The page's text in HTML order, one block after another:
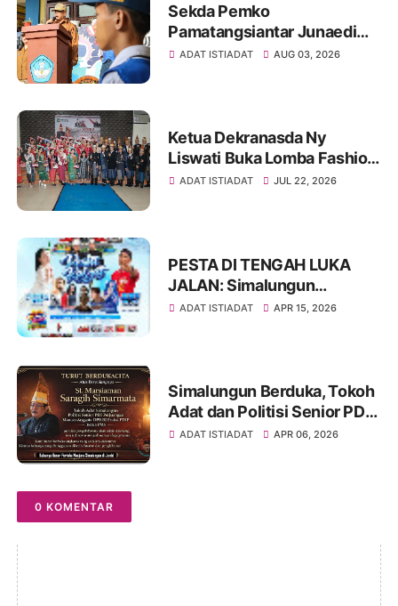
Sekda Pemko
Pamatangsiantar Junaedi
Sitanggang Pembina
ADAT ISTIADAT AUG 03, 2026
Ketua Dekranasda Ny
Liswati Buka Lomba Fashion
Show Pakaian Adat
ADAT ISTIADAT JUL 22, 2026
PESTA DI TENGAH LUKA
JALAN: Simalungun
Rayakan HUT ke-193,
ADAT ISTIADAT APR 15, 2026
Simalungun Berduka, Tokoh
Adat dan Politisi Senior PDIP
St Marsiaman Saragih
ADAT ISTIADAT APR 06, 2026
0 KOMENTAR